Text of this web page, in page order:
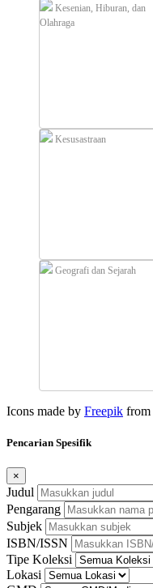
Kesenian, Hiburan, dan
Olahraga
Kesusastraan
Geografi dan Sejarah
Icons made by Freepik from
Pencarian Spesifik
×
Judul
Pengarang
Subjek
ISBN/ISSN
Tipe Koleksi
Lokasi